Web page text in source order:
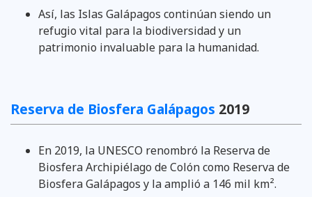
Así, las Islas Galápagos continúan siendo un
refugio vital para la biodiversidad y un
patrimonio invaluable para la humanidad.
Reserva de Biosfera Galápagos 2019
En 2019, la UNESCO renombró la Reserva de
Biosfera Archipiélago de Colón como Reserva de
Biosfera Galápagos y la amplió a 146 mil km².